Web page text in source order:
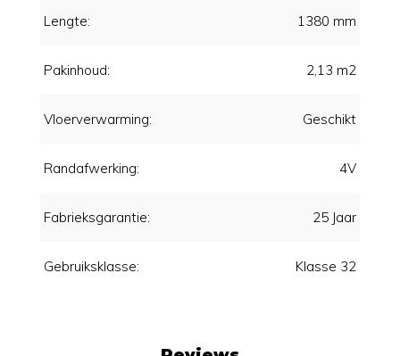
Lengte: 1380 mm
Pakinhoud: 2,13 m2
Vloerverwarming: Geschikt
Randafwerking: 4V
Fabrieksgarantie: 25 Jaar
Gebruiksklasse: Klasse 32